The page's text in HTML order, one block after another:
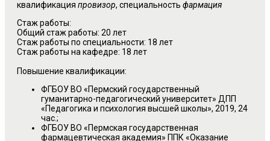
квалификация провизор, специальность фармация
Стаж работы:
Общий стаж работы: 20 лет
Стаж работы по специальности: 18 лет
Стаж работы на кафедре: 18 лет
Повышение квалификации:
ФГБОУ ВО «Пермский государственный
гуманитарно-педагогический университет» ДПП
«Педагогика и психология высшей школы», 2019, 24
час.;
ФГБОУ ВО «Пермская государственная
фармацевтическая академия» ППК «Оказание